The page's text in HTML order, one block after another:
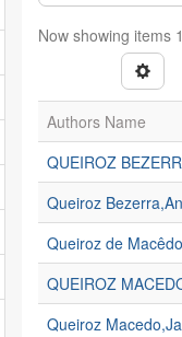
Now showing items
Authors Name
QUEIROZ
Queiroz
Queiroz de
QUEIROZ
Queiroz